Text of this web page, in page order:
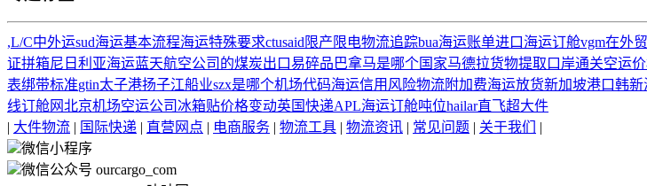
,L/C中外运sud海运基本流程海运特殊要求ctusaid 限产限电物流追踪bua海运账单进口海运订舱vgm在外
证拼箱尼日利亚海运蓝天航空公司的煤炭出口易碎品 巴拿马是哪个国家马德拉货物提取 口岸通关空运
表绑带标准gtin太子港扬子江船业szx是哪个机场代码海运信用风险物流附加费海运放货新加坡港口韩新
线订舱网北京机场空运公司冰箱贴价格变动英国快递APL海运订舱吨位hailar直飞超大件
| 大件物流 | 国际快递 | 直营网点 | 电商服务 | 物流工具 | 物流资讯 | 常见问题 | 关于我们
|
微信小程序
微信公众号 ourcargo_com